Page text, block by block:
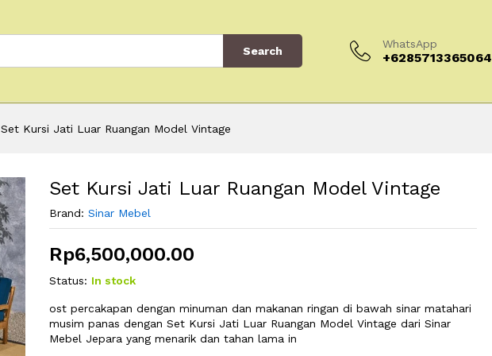
Search
WhatsApp
+6285713365064
Set Kursi Jati Luar Ruangan Model Vintage
Set Kursi Jati Luar Ruangan Model Vintage
Brand: Sinar Mebel
Rp6,500,000.00
Status: In stock
ost percakapan dengan minuman dan makanan ringan di bawah sinar matahari
musim panas dengan Set Kursi Jati Luar Ruangan Model Vintage dari Sinar
Mebel Jepara yang menarik dan tahan lama in